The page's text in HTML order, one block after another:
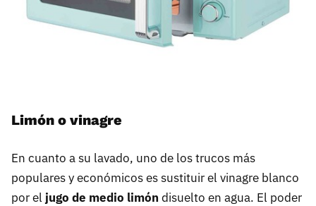
Limón o vinagre
En cuanto a su lavado, uno de los trucos más
populares y económicos es sustituir el vinagre blanco
por el jugo de medio limón disuelto en agua. El poder